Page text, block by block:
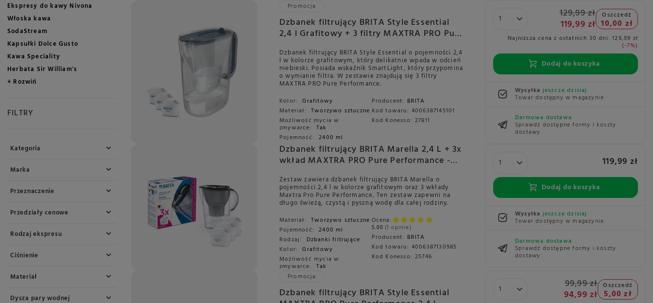
Ekspresy do kawy Nivona
Włoska kawa
SodaStream
Kapsułki Dolce Gusto
Kawa Speciality
Herbata Sir William's
+ Rozwiń
FILTRY
Kategoria
Marka
Przeznaczenie
Przedziały cenowe
Rodzaj ekspresu
Ciśnienie
Materiał
Dysza pary wodnej
Promocja
Dzbanek filtrujący BRITA Style Essential
2,4 l Grafitowy + 3 filtry MAXTRA PRO Pure
Dzbanek filtrujący BRITA Style Essential o pojemności 2,4
l w kolorze grafitowym, który delikatnie wpada w odcień
niebieski. Posiada wskaźnik SmartLight, który przypomina
o wymianie filtra. W zestawie znajdują się 3 filtry
MAXTRA PRO Pure Performance.
Kolor: Grafitowy
Materiał: Tworzywo sztuczne
Możliwość mycia w
zmywarce: Tak
Pojemność: 2400 ml
Producent: BRITA
Kod towaru: 4006387145101
Kod Konesso: 27811
129,99 zł
119,99 zł
Oszczedź
10,00 zł
Najniższa cena z ostatnich 30 dni:129,99 zł
-7%
Dodaj do koszyka
Wysyłkajeszcze dzisiaj
Towar dostępny w magazynie
Darmowa dostawa
Sprawdź dostępne formy i koszty
dostawy
Dzbanek filtrujący BRITA Marella 2,4 L + 3x
wkład MAXTRA PRO Pure Performance -
Zestaw zawiera dzbanek filtrujący BRITA Marella o
pojemności 2,4 l w kolorze grafitowym oraz 3 wkłady
Maxtra Pro Pure Performance. Ten zestaw zapewni na
długo świeżą, czystą i pyszną wodę dla całej rodziny.
Materiał: Tworzywo sztuczne
Pojemność: 2400 ml
Rodzaj:
Dzbanki filtrujące
Kolor: Grafitowy
Możliwość mycia w
zmywarce: Tak
Ocena:
5.00 1 opinie
Producent: BRITA
Kod towaru: 4006387130985
Kod Konesso: 25746
119,99 zł
Dodaj do koszyka
Wysyłkajeszcze dzisiaj
Towar dostępny w magazynie
Darmowa dostawa
Sprawdź dostępne formy i koszty
dostawy
Promocja
Dzbanek filtrujący BRITA Style Essential
99,99 zł
94,99 zł
Oszczedź
5,00 zł